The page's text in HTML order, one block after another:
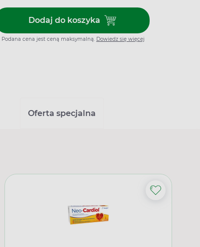
Dodaj do koszykaDodaj do koszyka Doppelherz
Podana cena jest ceną maksymalną. Dowiedz się więcej
Oferta specjalna